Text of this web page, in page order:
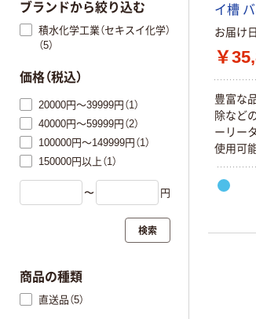
イ槽
お届け日
￥
豊富な
除など
ーリー
使用可
ブランドから絞り込む
積水化学工業（セキスイ化学）
（5）
価格（税込）
20000円～39999円（1）
40000円～59999円（2）
100000円～149999円（1）
150000円以上（1）
〜 円
検索
商品の種類
直送品（5）